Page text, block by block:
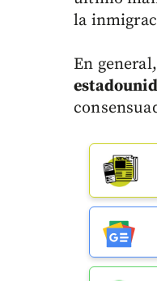
la
En general,